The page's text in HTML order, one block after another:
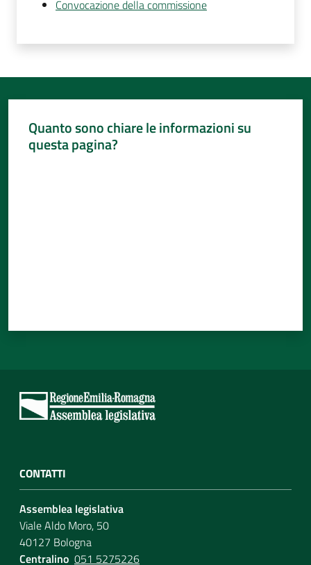
Convocazione della commissione
Quanto sono chiare le informazioni su
questa pagina?
CONTATTI
Assemblea legislativa
Viale Aldo Moro, 50
40127 Bologna
Centralino 051 5275226